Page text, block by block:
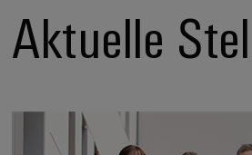
Aktuelle